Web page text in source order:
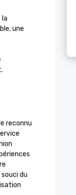
une
reconnu
du